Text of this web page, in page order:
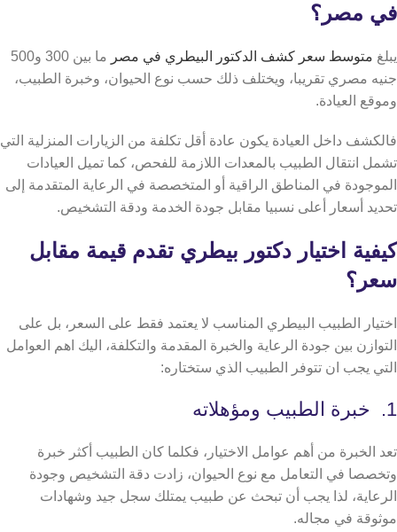
في مصر؟
يبلغ متوسط سعر كشف الدكتور البيطري في مصر
ما بين 300 و500
جنيه مصري تقريبا، ويختلف ذلك حسب نوع الحيوان، وخبرة الطبيب،
وموقع العيادة.
فالكشف داخل العيادة يكون عادة أقل تكلفة من الزيارات المنزلية التي
تشمل انتقال الطبيب بالمعدات اللازمة للفحص، كما تميل العيادات
الموجودة في المناطق الراقية أو المتخصصة في الرعاية المتقدمة إلى
تحديد أسعار أعلى نسبيا مقابل جودة الخدمة ودقة التشخيص.
كيفية اختيار دكتور بيطري تقدم قيمة مقابل
سعر؟
اختيار الطبيب البيطري المناسب لا يعتمد فقط على السعر، بل على
التوازن بين جودة الرعاية والخبرة المقدمة والتكلفة، اليك اهم العوامل
التي يجب ان تتوفر الطبيب الذي ستختاره:
1. خبرة الطبيب ومؤهلاته
تعد الخبرة من أهم عوامل الاختيار، فكلما كان الطبيب أكثر خبرة
وتخصصا في التعامل مع نوع الحيوان، زادت دقة التشخيص وجودة
الرعاية، لذا يجب أن تبحث عن طبيب يمتلك سجل جيد وشهادات
موثوقة في مجاله.